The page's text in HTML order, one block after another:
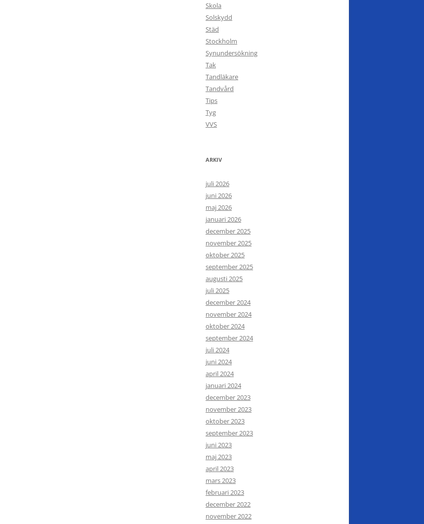
Skola
Solskydd
Städ
Stockholm
Synundersökning
Tak
Tandläkare
Tandvård
Tips
Tyg
VVS
ARKIV
juli 2026
juni 2026
maj 2026
januari 2026
december 2025
november 2025
oktober 2025
september 2025
augusti 2025
juli 2025
december 2024
november 2024
oktober 2024
september 2024
juli 2024
juni 2024
april 2024
januari 2024
december 2023
november 2023
oktober 2023
september 2023
juni 2023
maj 2023
april 2023
mars 2023
februari 2023
december 2022
november 2022